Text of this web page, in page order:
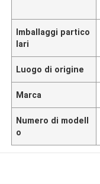
Imballaggi partico
lari
Luogo di origine
Marca
Numero di modell
o